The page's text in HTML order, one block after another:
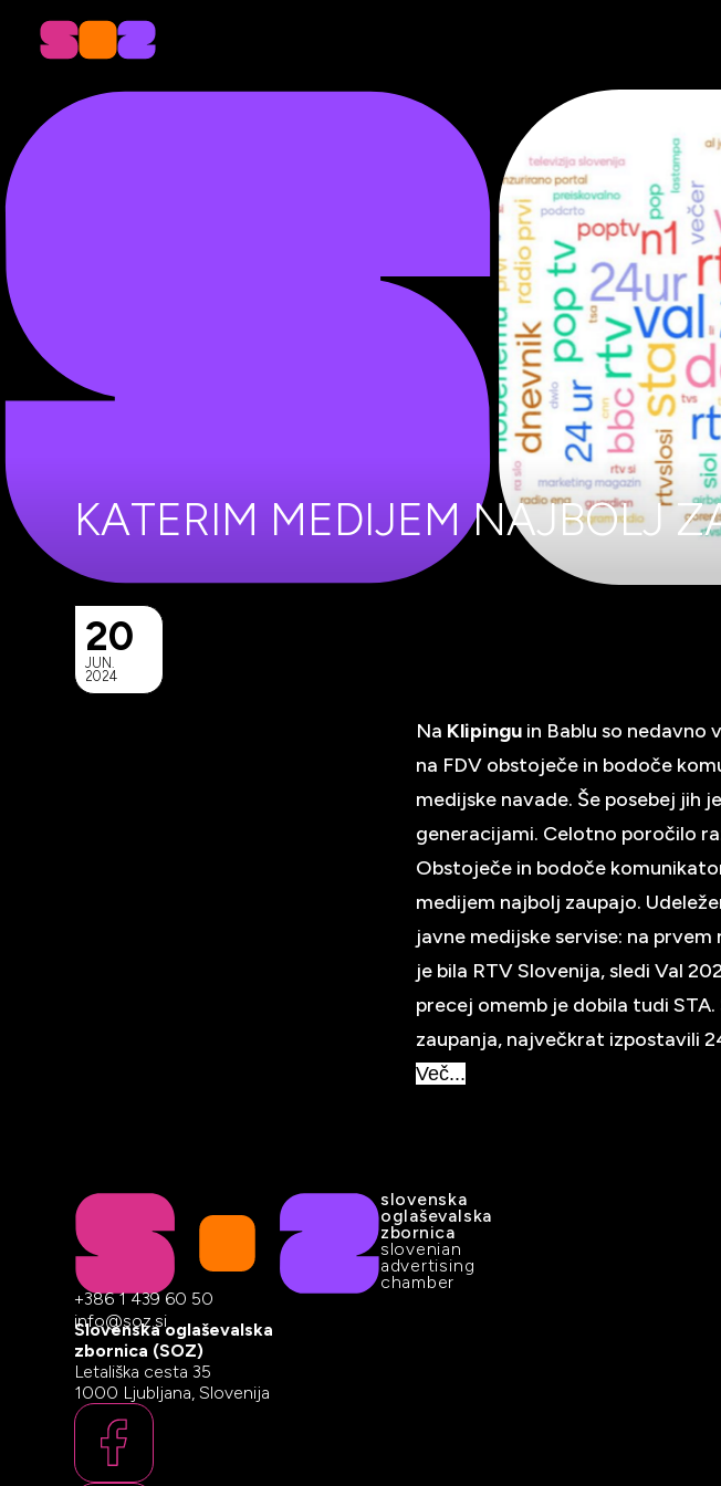
KATERIM MEDIJEM NAJBOLJ
20
JUN.
2024
Na Klipingu in Bablu so nedavno
na FDV obstoječe in bodoče
medijske navade. Še posebej jih
generacijami. Celotno poročilo
Obstoječe in bodoče
medijem najbolj zaupajo.
javne medijske servise: na
je bila RTV Slovenija, sledi Val
precej omemb je dobila tudi
zaupanja, največkrat izpostavili
Več...
slovenska
oglaševalska
zbornica
slovenian
advertising
chamber
+386 1 439 60 50
info@soz.si
Slovenska oglaševalska
zbornica (SOZ)
Letališka cesta 35
1000 Ljubljana, Slovenija